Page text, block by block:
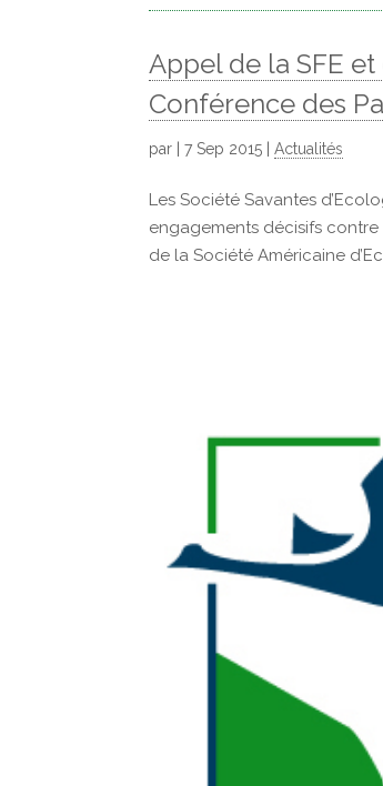
Appel de la SFE
Conférence des
par |7 Sep 2015 |Actualités
Les Société Savantes
engagements décisifs
de la Société Américaine